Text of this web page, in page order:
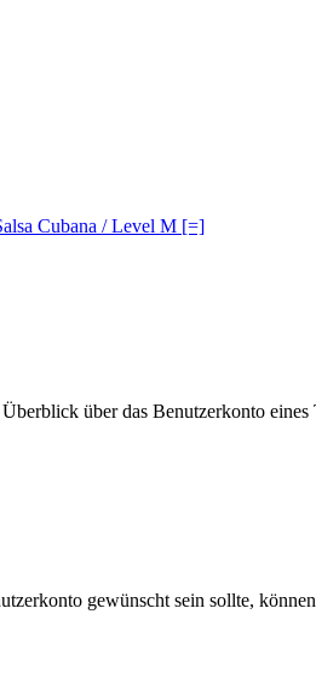
Cubana / Level M [=]
über das Benutzerkonto eines
gewünscht sein sollte,